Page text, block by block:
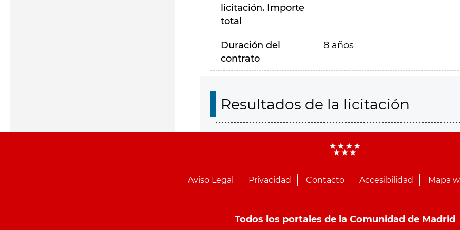
licitación. Importe
total
Duración del
contrato
8 años
Resultados de la licitación
Aviso Legal Privacidad Contacto Accesibilidad Mapa
Todos los portales de la Comunidad de Madrid